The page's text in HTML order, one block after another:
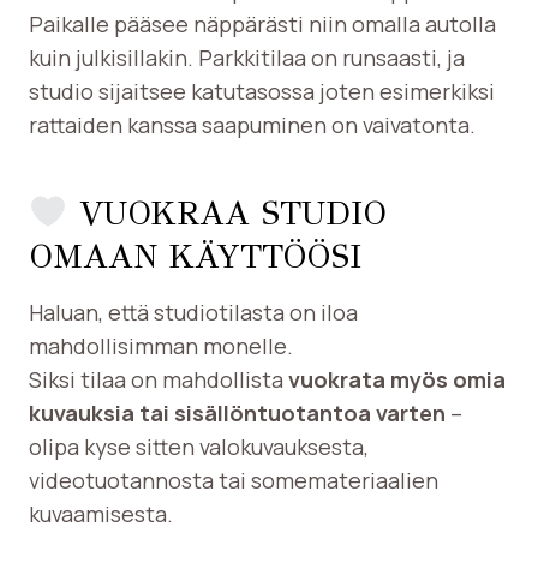
Paikalle pääsee näppärästi niin omalla autolla
kuin julkisillakin. Parkkitilaa on runsaasti, ja
studio sijaitsee katutasossa joten esimerkiksi
rattaiden kanssa saapuminen on vaivatonta.
VUOKRAA STUDIO
OMAAN KÄYTTÖÖSI
Haluan, että studiotilasta on iloa
mahdollisimman monelle.
Siksi tilaa on mahdollista vuokrata myös omia
kuvauksia tai sisällöntuotantoa varten –
olipa kyse sitten valokuvauksesta,
videotuotannosta tai somemateriaalien
kuvaamisesta.